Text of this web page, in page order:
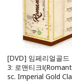
[DVD] 임페리얼골드
3: 로맨티크
sc. Imperial Gold